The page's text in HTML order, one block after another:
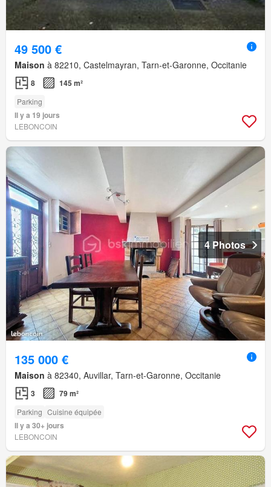
49 500 €
Maison à 82210, Castelmayran, Tarn-et-Garonne, Occitanie
8 145 m²
Parking
Il y a 19 jours
LEBONCOIN
4 Photos
135 000 €
Maison à 82340, Auvillar, Tarn-et-Garonne, Occitanie
3 79 m²
Parking Cuisine équipée
Il y a 30+ jours
LEBONCOIN